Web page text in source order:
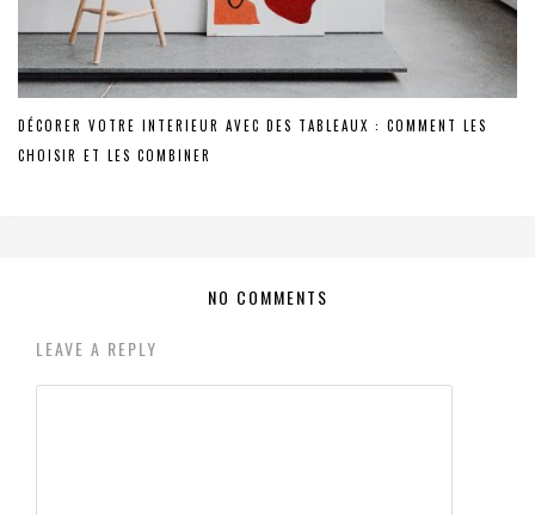
DÉCORER VOTRE INTERIEUR AVEC DES TABLEAUX : COMMENT LES
CHOISIR ET LES COMBINER
NO COMMENTS
LEAVE A REPLY